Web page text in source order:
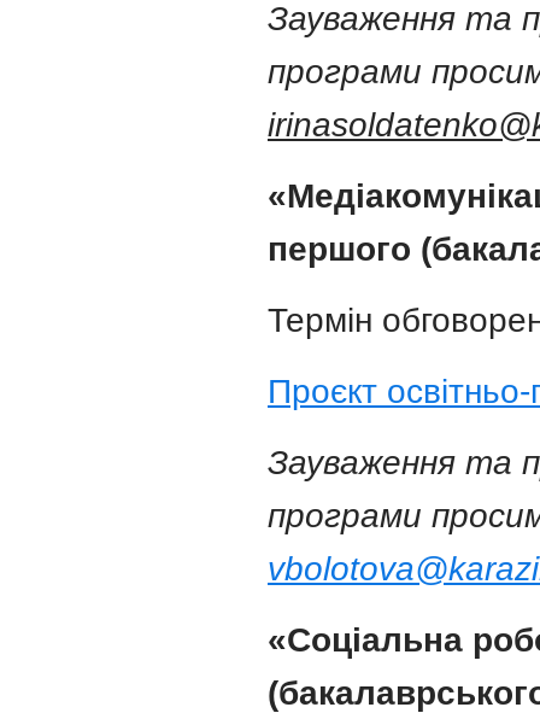
Зауваження та
програми
першого
Термін
Проєкт
Зауваження та
програми
«Соціальна